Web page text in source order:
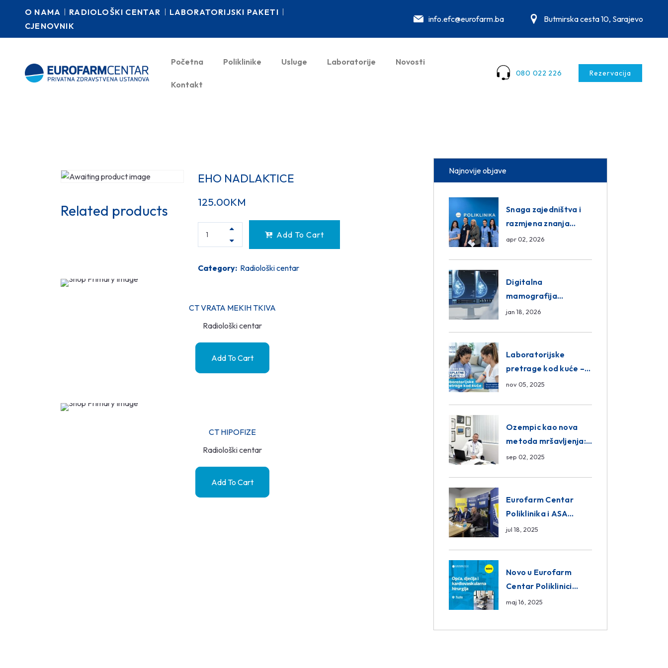
O NAMA RADIOLOŠKI CENTAR
LABORATORIJSKI PAKETI
CJENOVNIK
info.efc@eurofarm.ba Butmirska cesta 10, Sarajevo
Početna Poliklinike Usluge Laboratorije Novosti
Kontakt
080 022 226 Rezervacija
EHO NADLAKTICE
125.00KM
Add To Cart
Category: Radiološki centar
Related products
CT VRATA MEKIH TKIVA
Radiološki centar
Add To Cart
CT HIPOFIZE
Radiološki centar
Add To Cart
Najnovije objave
Snaga zajedništva i
razmjena znanja
unutar ASA Medical
apr 02, 2026
Digitalna
mamografija
Sarajevo – Pregled
jan 18, 2026
Laboratorijske
pretrage kod kuće –
novo u Eurofam
nov 05, 2025
Ozempic kao nova
metoda mršavljenja:
da ili ne?
sep 02, 2025
Eurofarm Centar
Poliklinika i ASA
CENTRAL osiguranje
BiH
jul 18, 2025
Novo u Eurofarm
Centar Poliklinici
Tuzla – opća, dječija i
hirurgija
maj 16, 2025